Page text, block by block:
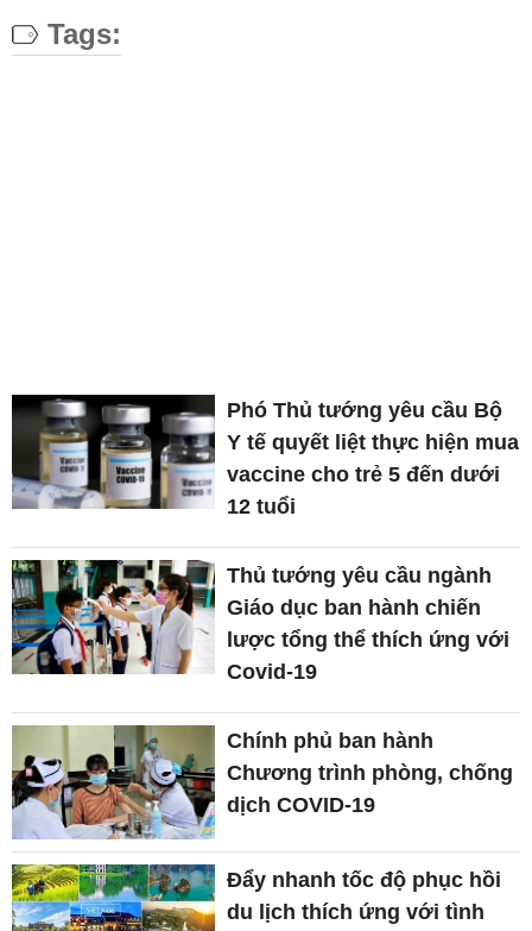
Tags:
Phó Thủ tướng yêu cầu Bộ
Y tế quyết liệt thực hiện mua
vaccine cho trẻ 5 đến dưới
12 tuổi
Thủ tướng yêu cầu ngành
Giáo dục ban hành chiến
lược tổng thể thích ứng với
Covid-19
Chính phủ ban hành
Chương trình phòng, chống
dịch COVID-19
Đẩy nhanh tốc độ phục hồi
du lịch thích ứng với tình